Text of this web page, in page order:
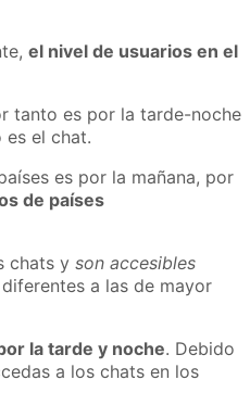
el nivel de usuarios en el
tanto es por la tarde-noche
el chat.
es por la mañana, por
de países
chats yson accesibles
a las de mayor
la tarde y noche. Debido
a los chats en los